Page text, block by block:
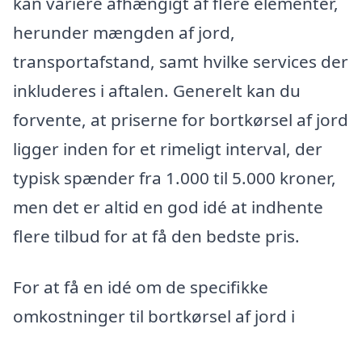
herunder mængden af jord,
transportafstand, samt hvilke services der
inkluderes i aftalen. Generelt kan du
forvente, at priserne for bortkørsel af jord
ligger inden for et rimeligt interval, der
typisk spænder fra 1.000 til 5.000 kroner,
men det er altid en god idé at indhente
flere tilbud for at få den bedste pris.
For at få en idé om de specifikke
omkostninger til bortkørsel af jord i